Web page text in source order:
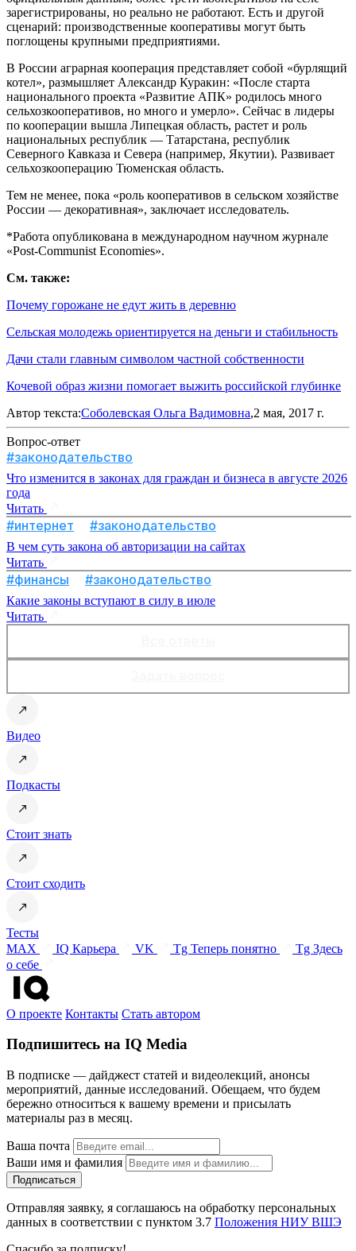
зарегистрированы, но реально не работают. Есть и другой
сценарий: производственные кооперативы могут быть
поглощены крупными предприятиями.
В России аграрная кооперация представляет собой «бурлящий
котел», размышляет Александр Куракин: «После старта
национального проекта «Развитие АПК» родилось много
сельхозкооперативов, но много и умерло». Сейчас в лидеры
по кооперации вышла Липецкая область, растет и роль
национальных республик — Татарстана, республик
Северного Кавказа и Севера (например, Якутии). Развивает
сельхозкооперацию Тюменская область.
Тем не менее, пока «роль кооперативов в сельском хозяйстве
России — декоративная», заключает исследователь.
*Работа опубликована в международном научном журнале
«Post-Communist Economies».
См. также:
Почему горожане не едут жить в деревню
Сельская молодежь ориентируется на деньги и стабильность
Дачи стали главным символом частной собственности
Кочевой образ жизни помогает выжить российской глубинке
Автор текста:Соболевская Ольга Вадимовна,2 мая, 2017 г.
Вопрос-ответ
#законодательство
Что изменится в законах для граждан и бизнеса в августе 2026
года
Читать
#интернет #законодательство
В чем суть закона об авторизации на сайтах
Читать
#финансы #законодательство
Какие законы вступают в силу в июле
Читать
Видео
Подкасты
Стоит знать
Стоит сходить
Тесты
MAX
IQ Карьера VK Tg Теперь понятно
Tg Здесь
о себе
О проекте Контакты Стать автором
Подпишитесь на IQ Media
В подписке — дайджест статей и видеолекций, анонсы
мероприятий, данные исследований. Обещаем, что будем
бережно относиться к вашему времени и присылать
материалы раз в месяц.
Ваша почта
Ваши имя и фамилия
Отправляя заявку, я соглашаюсь на обработку персональных
данных в соответствии с пунктом 3.7 Положения НИУ ВШЭ